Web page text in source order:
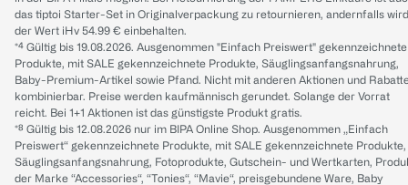
das tiptoi Starter-Set in Originalverpackung zu retournieren, andernfalls wird
der Wert iHv 54.99 € einbehalten.
*⁴ Gültig bis 19.08.2026. Ausgenommen "Einfach Preiswert" gekennzeichnete
Produkte, mit SALE gekennzeichnete Produkte, Säuglingsanfangsnahrung,
Baby-Premium-Artikel sowie Pfand. Nicht mit anderen Aktionen und
kombinierbar. Preise werden kaufmännisch gerundet. Solange der Vorrat
reicht. Bei 1+1 Aktionen ist das günstigste Produkt gratis.
*⁸ Gültig bis 12.08.2026 nur im BIPA Online Shop. Ausgenommen „Einfach
Preiswert“ gekennzeichnete Produkte, mit SALE gekennzeichnete Produkte,
Säuglingsanfangsnahrung, Fotoprodukte, Gutschein- und Wertkarten,
der Marke “Accessories“, “Tonies“, “Mavie“, preisgebundene Ware, Baby